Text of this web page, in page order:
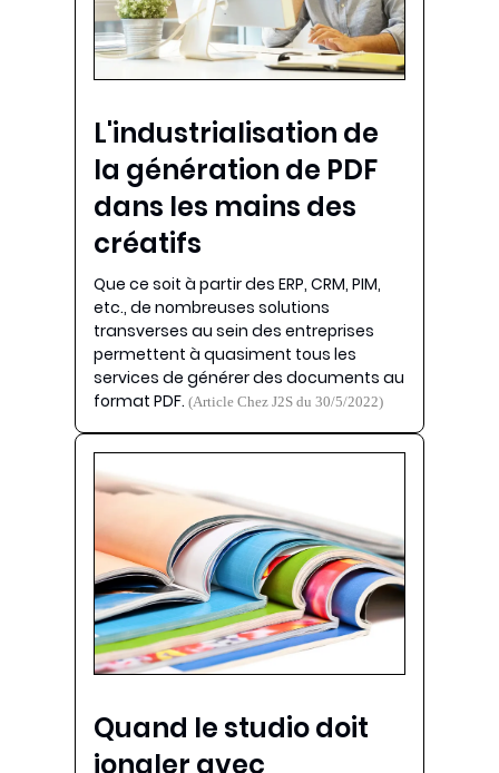
L'industrialisation de
la génération de PDF
dans les mains des
créatifs
Que ce soit à partir des ERP, CRM, PIM,
etc., de nombreuses solutions
transverses au sein des entreprises
permettent à quasiment tous les
services de générer des documents au
format PDF.(Article Chez J2S du 30/5/2022)
Quand le studio doit
jongler avec